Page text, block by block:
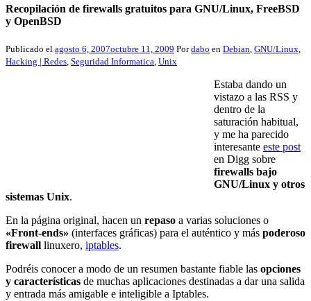
Recopilación de firewalls gratuitos para GNU/Linux, FreeBSD
y OpenBSD
Publicado el agosto 6, 2007octubre 11, 2009 Pordabo en Debian, GNU/Linux,
Hacking | Redes, Seguridad Informatica, Unix
Estaba dando un
vistazo a las RSS y
dentro de la
saturación habitual,
y me ha parecido
interesante este post
en Digg sobre
firewalls bajo
GNU/Linux y otros
sistemas Unix.
En la página original, hacen un repaso a varias soluciones o
«Front-ends» (interfaces gráficas) para el auténtico y más poderoso
firewall linuxero, iptables.
Podréis conocer a modo de un resumen bastante fiable las opciones
y características de muchas aplicaciones destinadas a dar una salida
y entrada más amigable e inteligible a Iptables.